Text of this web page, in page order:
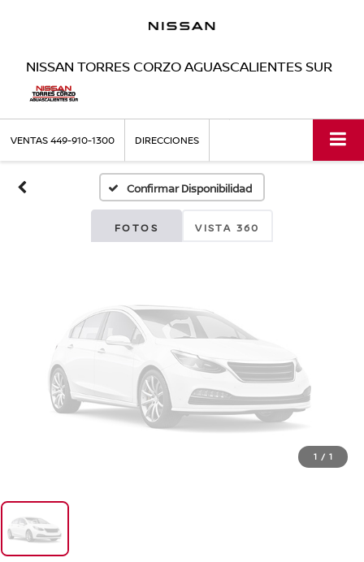
NISSAN TORRES CORZO AGUASCALIENTES SUR
VENTAS449-910-1300 DIRECCIONES
Confirmar Disponibilidad
FOTOS VISTA 360
Disponibles
Por favor, revise luego
1 / 1